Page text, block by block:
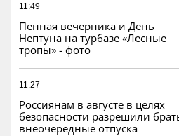
11:49
Пенная вечерника и День
Нептуна на турбазе «Лесные
тропы» - фото
11:27
Россиянам в августе в целях
безопасности разрешили
внеочередные отпуска